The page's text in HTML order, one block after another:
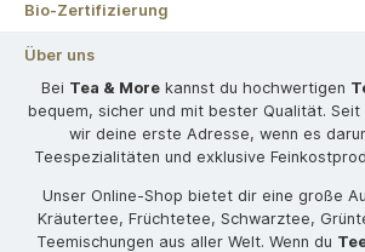
Bio-Zertifizierung
Über uns
Bei Tea & Morekannst du hochwertigen
bequem, sicher und mit bester Qualität.
wir deine erste Adresse, wenn es
Teespezialitäten und exklusive
Unser Online-Shop bietet dir eine große
Kräutertee, Früchtetee, Schwarztee,
Teemischungen aus aller Welt. Wenn du